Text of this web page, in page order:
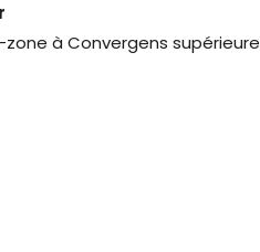
à Convergens supérieure